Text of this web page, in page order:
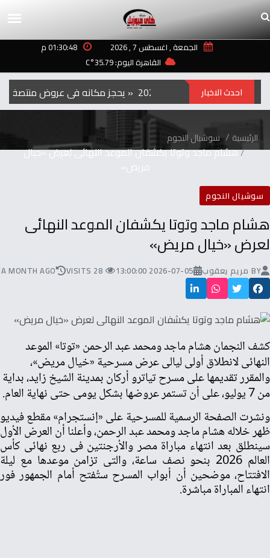
الجمعة , اغسطس 7 , 2026
01:30:48 م
القاهرة اليوم: 35.79°C
الفيلم‭ ‬الكوري‭ ‬‮»‬Hope‮«‬‭ ‬يحجز‭ ‬مكانه‭ ‬في‭ ‬عروض‭ ‬منتصف‭ ‬الليل‭ ‬بمهرجان‭ ‬تورنتو ‭ ‬2026 احدث الاخبار
الرئيسية سوشيال النجوم
هشام ماجد وتوتا يكشفان الموعد النهائى لعرض «خيال
مريض»
سوشيال النجوم
هشام ماجد وتوتا يكشفان الموعد النهائى
لعرض «خيال مريض»
BY مريم يعقوب 2026-07-05 13:00:00
28 VISITS
A MONTH AGO
كشف النجمان هشام ماجد ومحمد عبد الرحمن «توتا» الموعد
النهائى لانطلاق أولى ليالى عرض مسرحية «خيال مريض»،
والمقرر تقديمها على مسرح تياترو أركان بمدينة الشيخ زايد، بداية
من 7 يوليو، على أن تستمر عروضها بشكل يومى حتى نهاية العام.
ونشرت الصفحة الرسمية للمسرحية على «إنستجرام» مقطع فيديو
ظهر خلاله هشام ماجد ومحمد عبد الرحمن، وأعلنا أن العرض الأول
سينطلق بعد انتهاء مباراة مصر والأرجنتين فى ربع نهائى كأس
العالم 2026 بنحو نصف ساعة، والتى تزامن موعدها مع ليلة
الافتتاح، موضحين أن أبواب المسرح ستُفتح أمام الجمهور فور
انتهاء المباراة مباشرة.